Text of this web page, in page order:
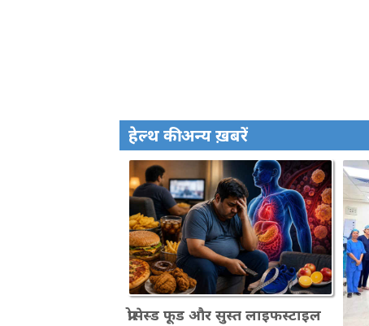
हेल्थ की अन्य ख़बरें
प्रोसेस्ड फूड और सुस्त लाइफस्टाइल